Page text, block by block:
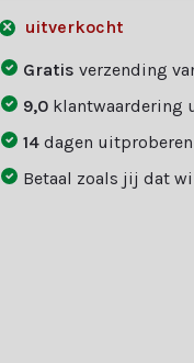
uitverkocht
Gratisverzending
9,0 klantwaardering
14dagen uitproberen
Betaal zoals jij dat